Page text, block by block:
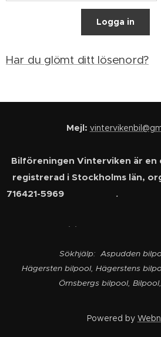
Logga in
Har du glömt ditt lösenord?
Mejl:
Bilföreningen Vinterviken är en
registrerad i Stockholms län,
716421-5969
.
.
Sökhjälp: Aspudden
Hägersten bilpool, Hägerstens
Örnsbergs bilpool,
Powered by